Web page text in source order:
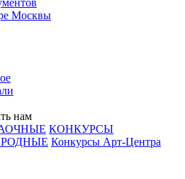
Москвы
нам
КОНКУРСЫ
Конкурсы Арт-Центра